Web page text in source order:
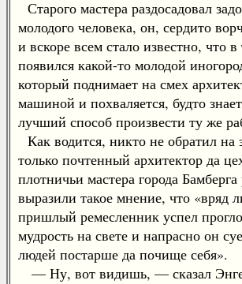
Старого мастера раздосадовал
молодого человека, он, сердито
и вскоре всем стало известно, что в
появился какой-то молодой
который поднимает на смех
машиной и похваляется, будто
лучший способ произвести ту же
Как водится, никто не обратил на
только почтенный архитектор да
плотничьи мастера города
выразили такое мнение, что «вряд
пришлый ремесленник успел
мудрость на свете и напрасно он
людей постарше да почище себя».
— Ну, вот видишь, — сказал